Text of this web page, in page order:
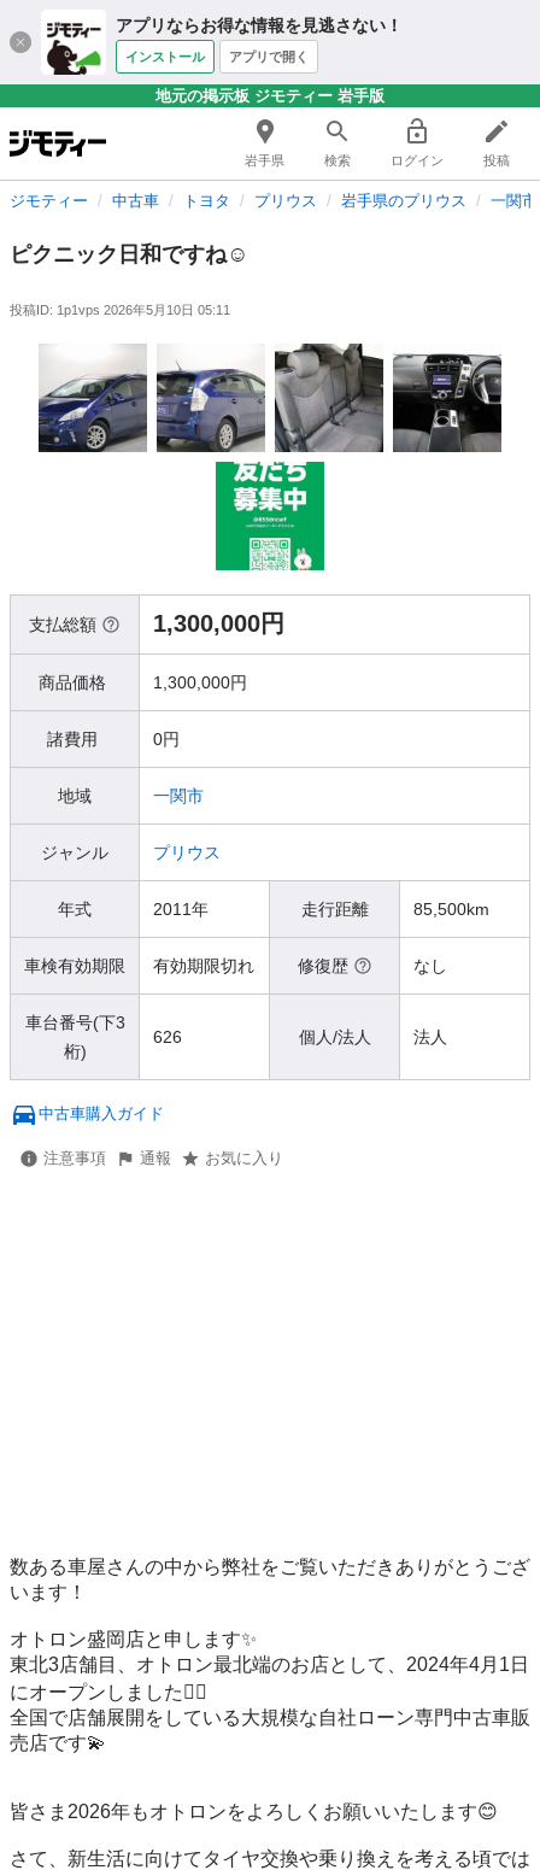
アプリならお得な情報を見逃さない！
インストール アプリで開く
地元の掲示板 ジモティー 岩手版
岩手県 検索 ログイン 投稿
ジモティー 中古車 トヨタ プリウス 岩手県のプリウス 一関
ピクニック日和ですね☺️
投稿ID: 1p1vps 2026年5月10日 05:11
支払総額 1,300,000円
商品価格 1,300,000円
諸費用 0円
地域 一関市
ジャンル プリウス
年式 2011年 走行距離 85,500km
車検有効期限 有効期限切れ 修復歴 なし
車台番号(下3
桁)
626 個人/法人 法人
中古車購入ガイド
注意事項 通報 お気に入り
数ある車屋さんの中から弊社をご覧いただきありがとうござ
います！
オトロン盛岡店と申します✨
東北3店舗目、オトロン最北端のお店として、2024年4月1日
にオープンしました❤️‍🔥
全国で店舗展開をしている大規模な自社ローン専門中古車販
売店です💫
皆さま2026年もオトロンをよろしくお願いいたします😊
さて、新生活に向けてタイヤ交換や乗り換えを考える頃では